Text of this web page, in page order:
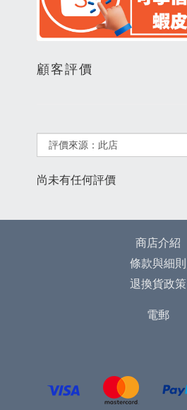
顧客評價
尚未有任何評價
商店介紹
條款與細則
退換貨政策
電郵